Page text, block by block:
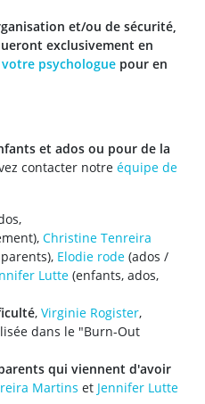
et/ou de sécurité,
exclusivement en
psychologue pour en
et ados ou pour de la
contacter notre équipe de
Christine Tenreira
Elodie rode (ados /
Lutte (enfants, ados,
, Virginie Rogister,
dans le "Burn-Out
qui viennent d'avoir
Martins et Jennifer Lutte